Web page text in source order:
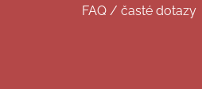
FAQ / časté dotazy